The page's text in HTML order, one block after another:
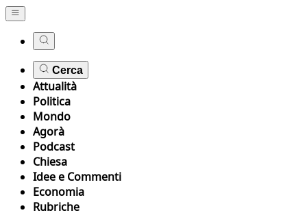
Cerca
Attualità
Politica
Mondo
Agorà
Podcast
Chiesa
Idee e Commenti
Economia
Rubriche